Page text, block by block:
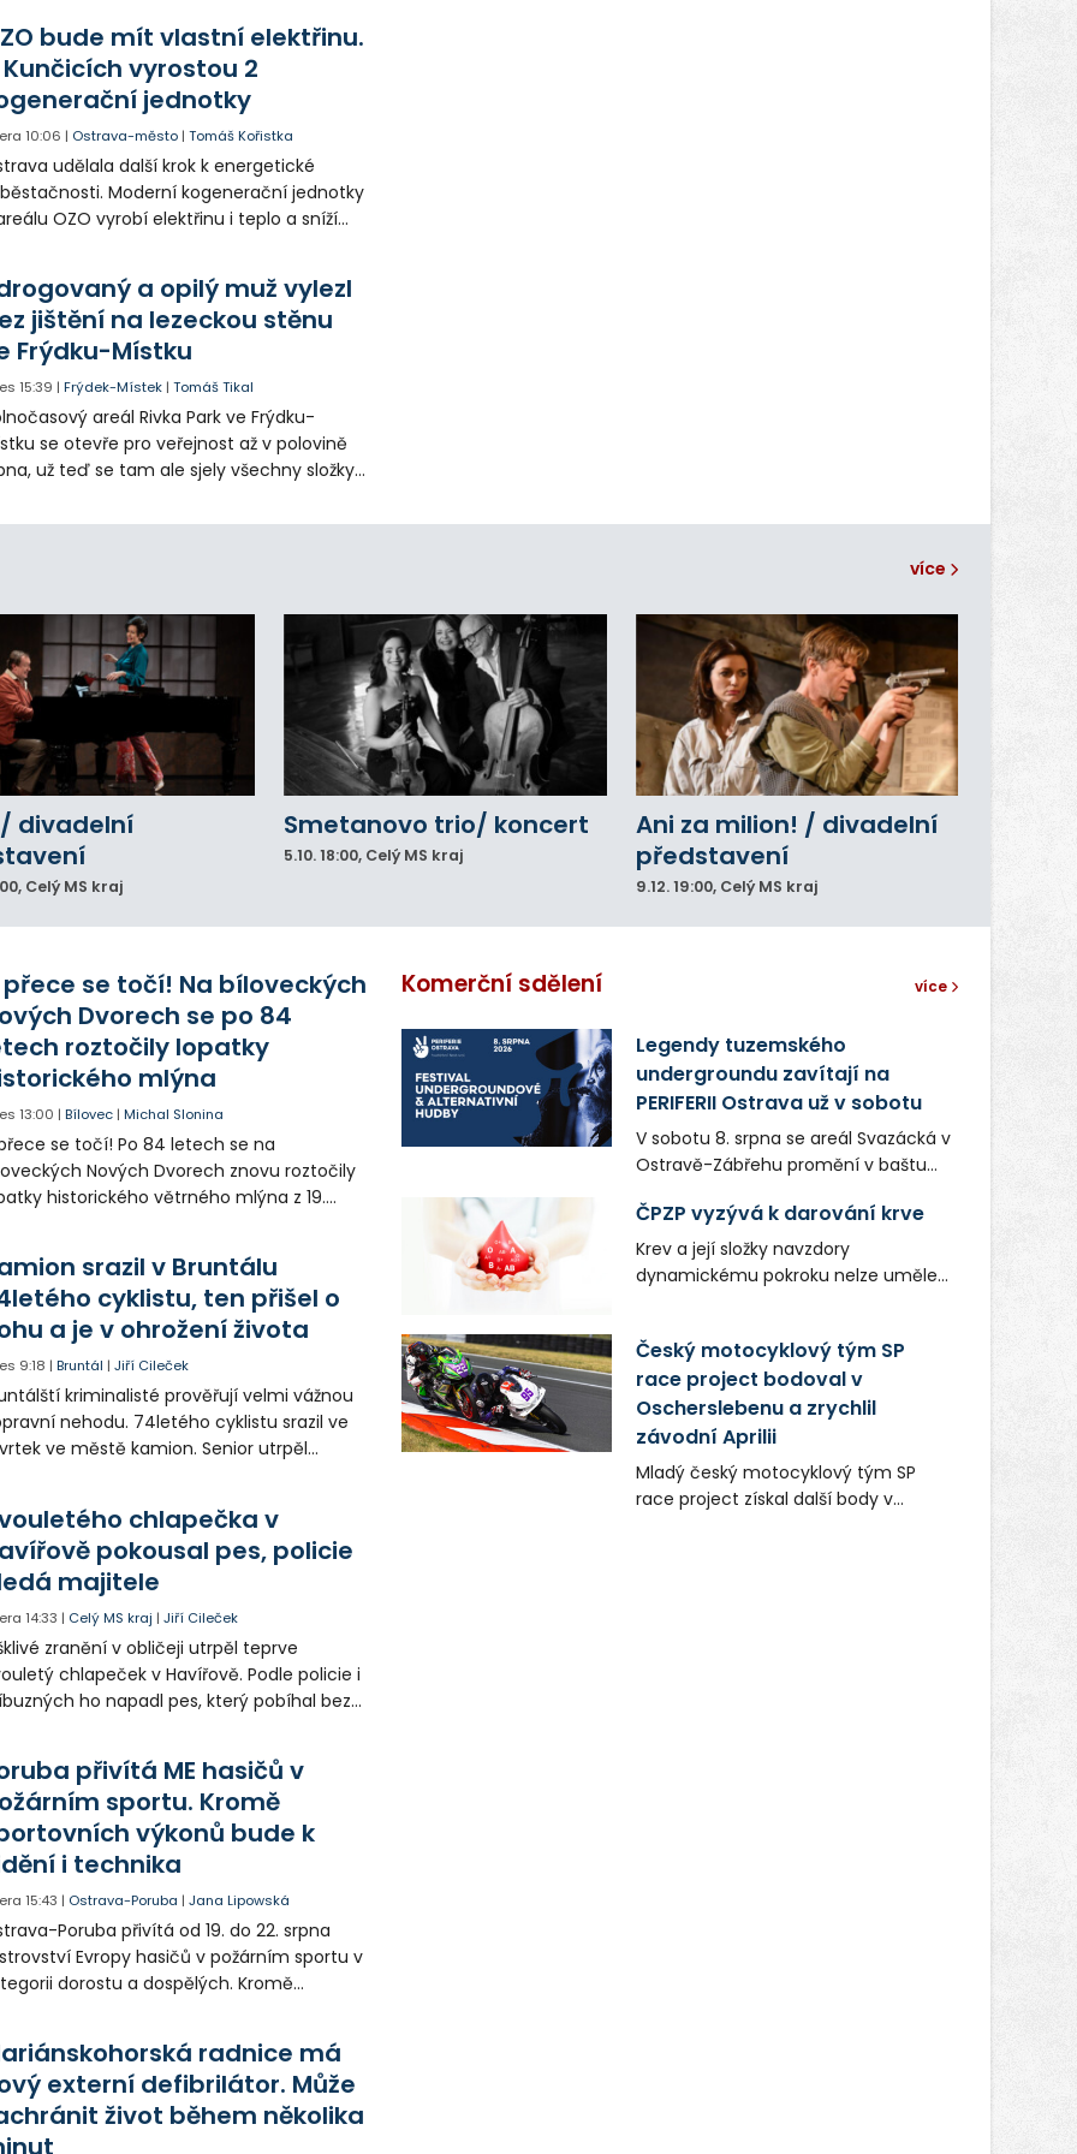
bude mít vlastní elektřinu.
Kunčicích vyrostou 2
jednotky
10:06 | Ostrava-město |Tomáš Kořistka
udělala další krok k energetické
Moderní kogenerační jednotky
OZO vyrobí elektřinu i teplo a sníží
a opilý muž vylezl
jištění na lezeckou stěnu
Frýdku-Místku
15:39 |Frýdek-Místek |Tomáš Tikal
areál Rivka Park ve Frýdku-
se otevře pro veřejnost až v polovině
už teď se tam ale sjely všechny složky
opilého muže pod vlivem drog do
více
divadelní
, Celý MS kraj
Smetanovo trio/ koncert
5.10.18:00, Celý MS kraj
Ani za milion! / divadelní
představení
9.12. 19:00, Celý MS kraj
přece se točí! Na bíloveckých
Dvorech se po 84
roztočily lopatky
mlýna
13:00 |Bílovec |Michal Slonina
se točí! Po 84 letech se na
Nových Dvorech znovu roztočily
historického větrného mlýna z 19.
srazil v Bruntálu
cyklistu, ten přišel o
a je v ohrožení života
9:18 |Bruntál |Jiří Cileček
kriminalisté prověřují velmi vážnou
nehodu. 74letého cyklistu srazil ve
ve městě kamion. Senior utrpěl
případné svědky.chlapečka v
pokousal pes, policie
majitele
14:33 | Celý MS kraj |Jiří Cileček
zranění v obličeji utrpěl teprve
chlapeček v Havířově. Podle policie i
ho napadl pes, který pobíhal bez
Případem už se zabývá policie, která
psa hledá.
přivítá ME hasičů v
sportu. Kromě
výkonů bude k
i technika
15:43 | Ostrava-Poruba |Jana Lipowská
Poruba přivítá od 19. do 22. srpna
Evropy hasičů v požárním sportu v
dorostu a dospělých. Kromě
radnice má
externí defibrilátor. Může
život během několika
Komerční sdělení více
Legendy tuzemského
undergroundu zavítají na
PERIFERII Ostrava už v sobotu
V sobotu 8. srpna se areál Svazácká v
Ostravě-Zábřehu promění v baštu
hudby. Uskuteční se zde totiž první
ročník festivalu PERIFERIE Ostrava.
Brány areálu se otevřou půlhodinu po
Vstupenky v ceně 450 Kč jsou v
prodeji.
ČPZP vyzývá k darování krve
Krev a její složky navzdory
dynamickému pokroku nelze uměle
nenahraditelnou tělní tekutinu
neobejde. Naléhavá potřeba doplnit
krevní zásoby nastává vždy v létě,
kdy stoupá počet úrazů. Česká
průmyslová zdravotní pojišťovna
(ČPZP) apeluje na všechny, kteří se
těší dobrému zdraví, aby se stali
Český motocyklový tým SP
race project bodoval v
Oscherslebenu a zrychlil
závodní Aprilii
Mladý český motocyklový tým SP
race project získal další body v